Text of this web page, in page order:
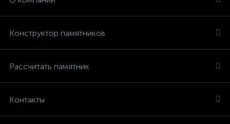
Конструктор памятников
Рассчитать памятник
Контакты